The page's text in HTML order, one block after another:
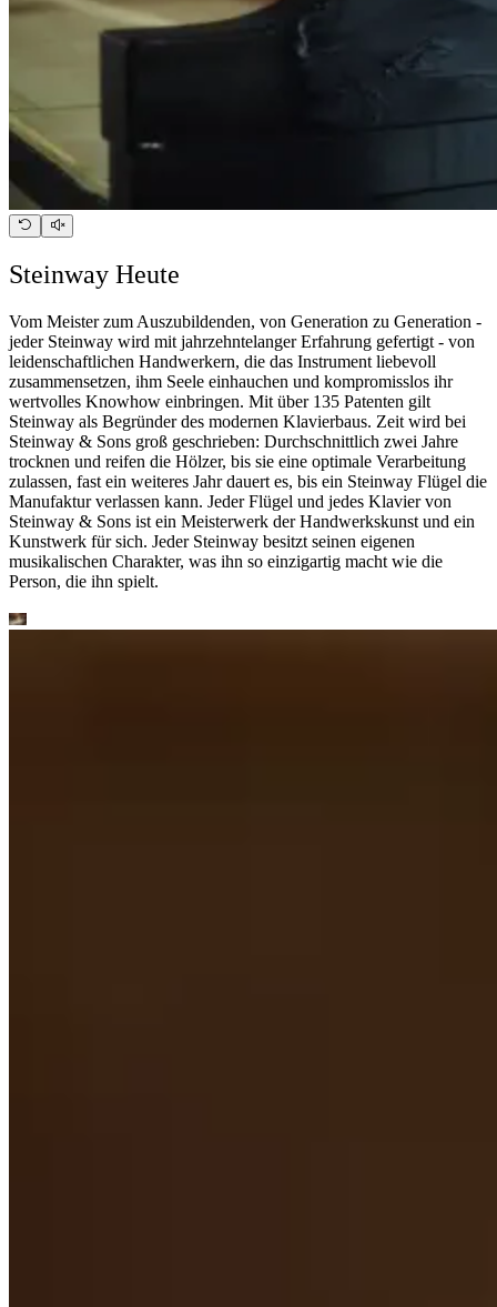
Steinway Heute
Vom Meister zum Auszubildenden, von Generation zu Generation -
jeder Steinway wird mit jahrzehntelanger Erfahrung gefertigt - von
leidenschaftlichen Handwerkern, die das Instrument liebevoll
zusammensetzen, ihm Seele einhauchen und kompromisslos ihr
wertvolles Knowhow einbringen. Mit über 135 Patenten gilt
Steinway als Begründer des modernen Klavierbaus. Zeit wird bei
Steinway ⁠&⁠ Sons groß geschrieben: Durchschnittlich zwei Jahre
trocknen und reifen die Hölzer, bis sie eine optimale Verarbeitung
zulassen, fast ein weiteres Jahr dauert es, bis ein Steinway Flügel die
Manufaktur verlassen kann. Jeder Flügel und jedes Klavier von
Steinway ⁠&⁠ Sons ist ein Meisterwerk der Handwerkskunst und ein
Kunstwerk für sich. Jeder Steinway besitzt seinen eigenen
musikalischen Charakter, was ihn so einzigartig macht wie die
Person, die ihn spielt.